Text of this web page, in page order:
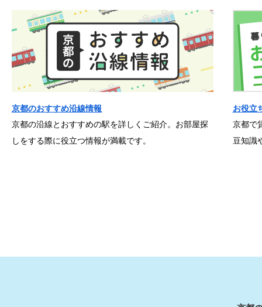
京都のおすすめ沿線情報
京都の沿線とおすすめの駅を詳しくご紹介。お部屋探
しをする際に役立つ情報が満載です。
お役立
京都で
豆知識